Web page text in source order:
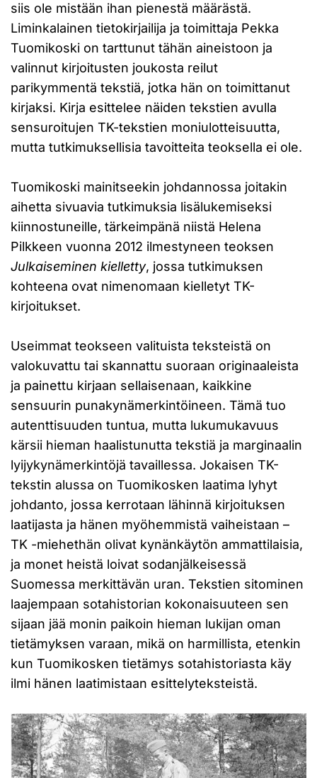
siis ole mistään ihan pienestä määrästä.
Liminkalainen tietokirjailija ja toimittaja Pekka
Tuomikoski on tarttunut tähän aineistoon ja
valinnut kirjoitusten joukosta reilut
parikymmentä tekstiä, jotka hän on toimittanut
kirjaksi. Kirja esittelee näiden tekstien avulla
sensuroitujen TK-tekstien moniulotteisuutta,
mutta tutkimuksellisia tavoitteita teoksella ei ole.
Tuomikoski mainitseekin johdannossa joitakin
aihetta sivuavia tutkimuksia lisälukemiseksi
kiinnostuneille, tärkeimpänä niistä Helena
Pilkkeen vuonna 2012 ilmestyneen teoksen
Julkaiseminen kielletty, jossa tutkimuksen
kohteena ovat nimenomaan kielletyt TK-
kirjoitukset.
Useimmat teokseen valituista teksteistä on
valokuvattu tai skannattu suoraan originaaleista
ja painettu kirjaan sellaisenaan, kaikkine
sensuurin punakynämerkintöineen. Tämä tuo
autenttisuuden tuntua, mutta lukumukavuus
kärsii hieman haalistunutta tekstiä ja marginaalin
lyijykynämerkintöjä tavaillessa. Jokaisen TK-
tekstin alussa on Tuomikosken laatima lyhyt
johdanto, jossa kerrotaan lähinnä kirjoituksen
laatijasta ja hänen myöhemmistä vaiheistaan –
TK -miehethän olivat kynänkäytön ammattilaisia,
ja monet heistä loivat sodanjälkeisessä
Suomessa merkittävän uran. Tekstien sitominen
laajempaan sotahistorian kokonaisuuteen sen
sijaan jää monin paikoin hieman lukijan oman
tietämyksen varaan, mikä on harmillista, etenkin
kun Tuomikosken tietämys sotahistoriasta käy
ilmi hänen laatimistaan esittelyteksteistä.